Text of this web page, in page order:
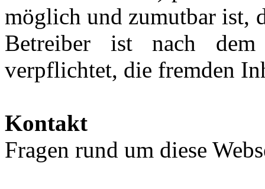
möglich und zumutbar ist,
Betreiber ist nach dem
verpflichtet, die fremden
Kontakt
Fragen rund um diese